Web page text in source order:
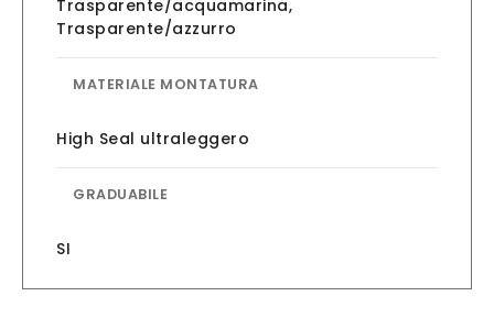
Trasparente/acquamarina,
Trasparente/azzurro
MATERIALE MONTATURA
High Seal ultraleggero
GRADUABILE
SI